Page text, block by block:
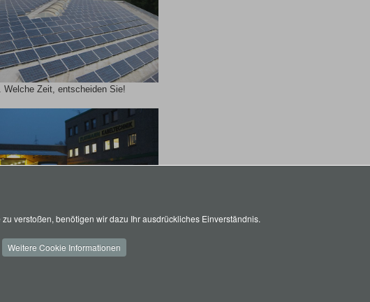
Welche Zeit, entscheiden Sie!
verstoßen, benötigen wir dazu Ihr ausdrückliches Einverständnis.
Weitere Cookie Informationen